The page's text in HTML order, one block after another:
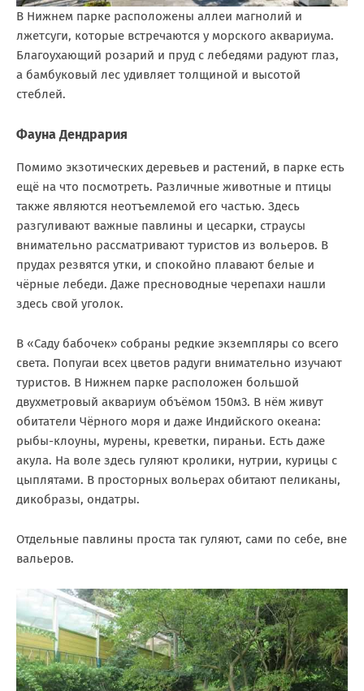
В Нижнем парке расположены аллеи магнолий и
лжетсуги, которые встречаются у морского аквариума.
Благоухающий розарий и пруд с лебедями радуют глаз,
а бамбуковый лес удивляет толщиной и высотой
стеблей.
Фауна Дендрария
Помимо экзотических деревьев и растений, в парке есть
ещё на что посмотреть. Различные животные и птицы
также являются неотъемлемой его частью. Здесь
разгуливают важные павлины и цесарки, страусы
внимательно рассматривают туристов из вольеров. В
прудах резвятся утки, и спокойно плавают белые и
чёрные лебеди. Даже пресноводные черепахи нашли
здесь свой уголок.
В «Саду бабочек» собраны редкие экземпляры со всего
света. Попугаи всех цветов радуги внимательно изучают
туристов. В Нижнем парке расположен большой
двухметровый аквариум объёмом 150м3. В нём живут
обитатели Чёрного моря и даже Индийского океана:
рыбы-клоуны, мурены, креветки, пираньи. Есть даже
акула. На воле здесь гуляют кролики, нутрии, курицы с
цыплятами. В просторных вольерах обитают пеликаны,
дикобразы, ондатры.
Отдельные павлины проста так гуляют, сами по себе, вне
вальеров.